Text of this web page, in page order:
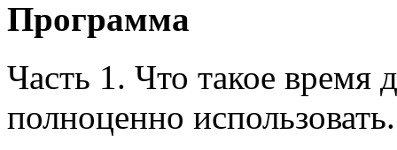
Программа
Часть 1. Что такое время
полноценно использовать.